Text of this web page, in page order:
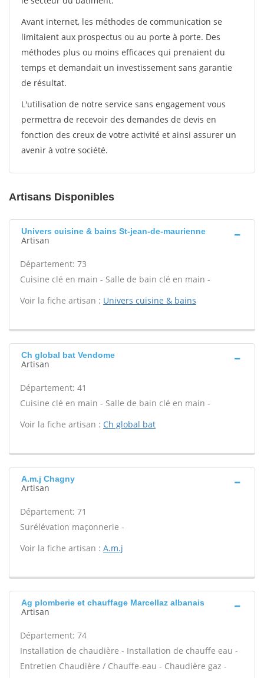
Avant internet, les méthodes de communication se
limitaient aux prospectus ou au porte à porte. Des
méthodes plus ou moins efficaces qui prenaient du
temps et demandait un investissement sans garantie
de résultat.
L'utilisation de notre service sans engagement vous
permettra de recevoir des demandes de devis en
fonction des creux de votre activité et ainsi assurer un
avenir à votre société.
Artisans Disponibles
Univers cuisine & bains St-jean-de-maurienne
Artisan
Département: 73
Cuisine clé en main - Salle de bain clé en main -
Voir la fiche artisan : Univers cuisine & bains
Ch global bat Vendome
Artisan
Département: 41
Cuisine clé en main - Salle de bain clé en main -
Voir la fiche artisan : Ch global bat
A.m.j Chagny
Artisan
Département: 71
Surélévation maçonnerie -
Voir la fiche artisan : A.m.j
Ag plomberie et chauffage Marcellaz albanais
Artisan
Département: 74
Installation de chaudière - Installation de chauffe eau -
Entretien Chaudière / Chauffe-eau - Chaudière gaz -